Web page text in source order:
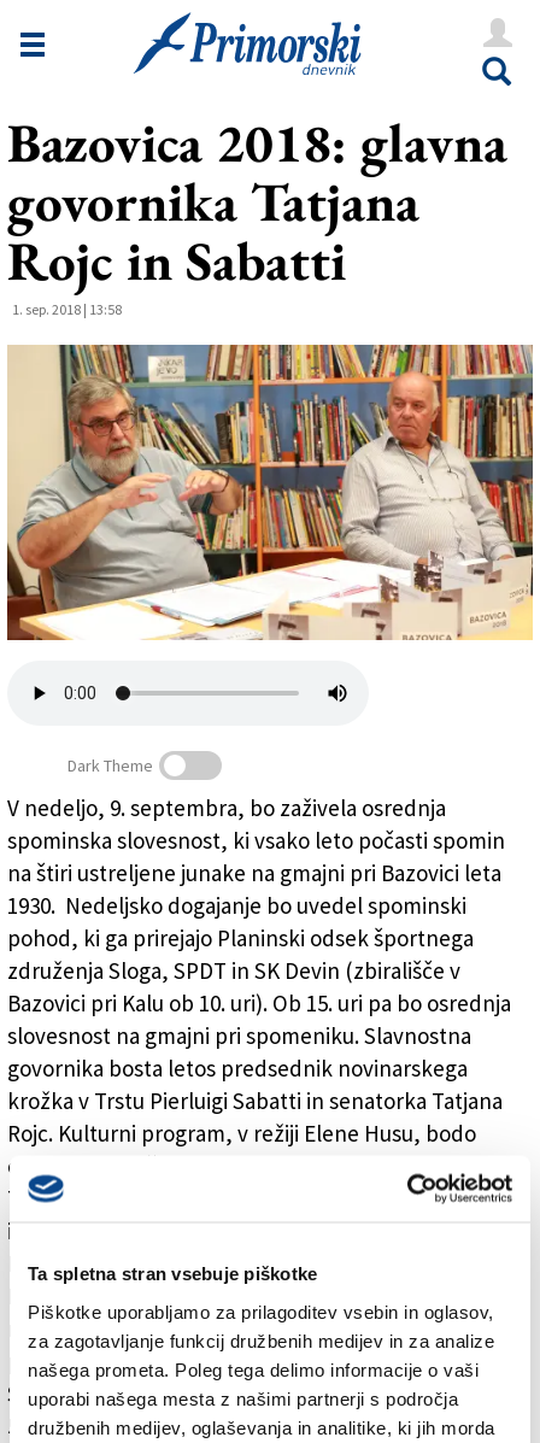
Ta spletna stran vsebuje piškotke
Piškotke uporabljamo za prilagoditev vsebin in oglasov,
za zagotavljanje funkcij družbenih medijev in za analize
našega prometa. Poleg tega delimo informacije o vaši
uporabi našega mesta z našimi partnerji s področja
družbenih medijev, oglaševanja in analitike, ki jih morda
Novice
Goriška
Šport
Še
Vreme
V Kioskih
Uredništvo
Oglasi
Založnik
Zadruga PD
Bazovica 2018: glavna
govornika Tatjana
Rojc in Sabatti
1. sep. 2018 | 13:58
Bazovica 2018: glavna govornika Tatjana Rojc in Sabatti
Dark Theme
V nedeljo, 9. septembra, bo zaživela osrednja
spominska slovesnost, ki vsako leto počasti spomin
na štiri ustreljene junake na gmajni pri Bazovici leta
1930. Nedeljsko dogajanje bo uvedel spominski
pohod, ki ga prirejajo Planinski odsek športnega
združenja Sloga, SPDT in SK Devin (zbirališče v
Bazovici pri Kalu ob 10. uri). Ob 15. uri pa bo osrednja
slovesnost na gmajni pri spomeniku. Slavnostna
govornika bosta letos predsednik novinarskega
krožka v Trstu Pierluigi Sabatti in senatorka Tatjana
Rojc. Kulturni program, v režiji Elene Husu, bodo
oblikovali Tržaški partizanski pevski zbor Pinko
Tomažič pod vodstvom Pije Cah, plesalka Daša Grgič
in Godbeno društvo Prosek z dirigentom Ivom
Bašičem. Spored bosta povezovala Jasmina Gruden in
modrega vala in skavtov SZSO bodo kot običajno
prisotni številni praporščaki.
Spominske slovesnosti pa se bodo začele že v sredo,
5. septembra, v Tržaškem knjižnem središču (Trg